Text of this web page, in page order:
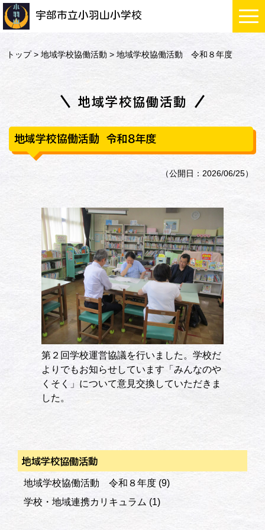
宇部市立小羽山小学校
トップ>地域学校協働活動 > 地域学校協働活動 令和８年度
地域学校協働活動
地域学校協働活動 令和８年度
（公開日：2026/06/25）
第２回学校運営協議を行いました。学校だ
よりでもお知らせしています「みんなのや
くそく」について意見交換していただきま
した。
地域学校協働活動
地域学校協働活動 令和８年度 (9)
学校・地域連携カリキュラム (1)